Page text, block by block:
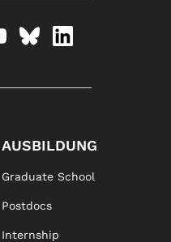
AUSBILDUNG
Graduate School
Postdocs
Internship